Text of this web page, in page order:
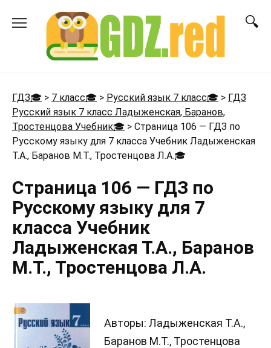
ГДЗ🎓 > 7 класс🎓 > Русский язык 7 класс🎓 > ГДЗ
Русский язык 7 класс Ладыженская, Баранов,
Тростенцова Учебник🎓 > Страница 106 — ГДЗ по
Русскому языку для 7 класса Учебник Ладыженская
Т.А., Баранов М.Т., Тростенцова Л.А.🎓
Страница 106 — ГДЗ по
Русскому языку для 7
класса Учебник
Ладыженская Т.А., Баранов
М.Т., Тростенцова Л.А.
Авторы: Ладыженская Т.А.,
Баранов М.Т., Тростенцова